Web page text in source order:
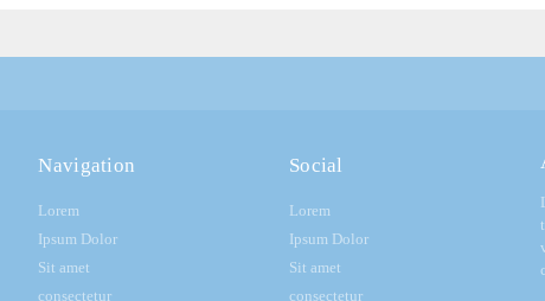
Navigation
Lorem
Ipsum Dolor
Sit amet
consectetur
Social
Lorem
Ipsum Dolor
Sit amet
consectetur